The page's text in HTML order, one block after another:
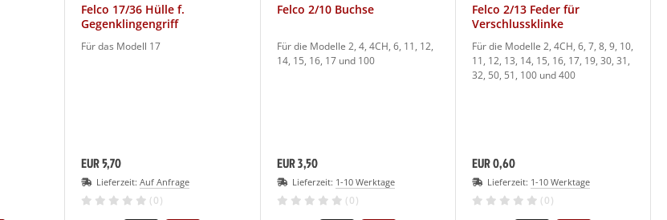
Felco 17/36 Hülle f.
Gegenklingengriff
Für das Modell 17
EUR 5,70
Lieferzeit:Auf Anfrage
(0)
Felco 2/10 Buchse
Für die Modelle 2, 4, 4CH, 6, 11, 12,
14, 15, 16, 17 und 100
EUR 3,50
Lieferzeit: 1-10 Werktage
(0)
Felco 2/13 Feder für
Verschlussklinke
Für die Modelle 2, 4CH, 6, 7, 8, 9, 10,
11, 12, 13, 14, 15, 16, 17, 19, 30, 31,
32, 50, 51, 100 und 400
EUR 0,60
Lieferzeit: 1-10 Werktage
(0)